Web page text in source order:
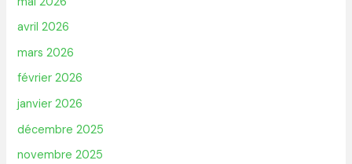
avril 2026
mars 2026
février 2026
janvier 2026
décembre 2025
novembre 2025